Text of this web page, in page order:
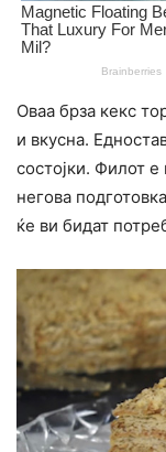
Оваа брза кекс
и вкусна.
состојки. Филот е
негова
ќе ви бидат